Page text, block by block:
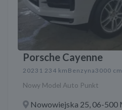
Porsche Cayenne
2023 1 234 km Benzyna3000
Nowy Model Auto Punkt
Nowowiejska 25, 06-500